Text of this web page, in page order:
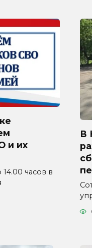
и их
14.00 часов в
В